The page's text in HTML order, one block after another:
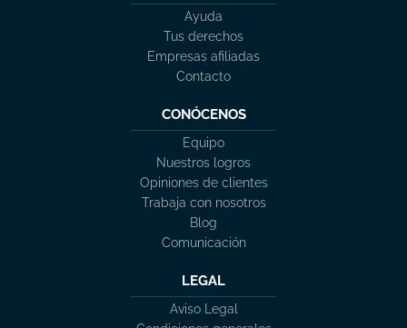
Ayuda
Tus derechos
Empresas afiliadas
Contacto
CONÓCENOS
Equipo
Nuestros logros
Opiniones de clientes
Trabaja con nosotros
Blog
Comunicación
LEGAL
Aviso Legal